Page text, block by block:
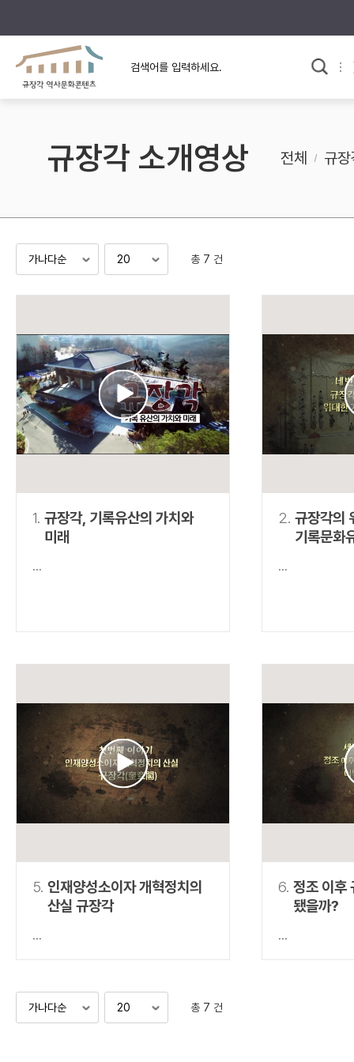
규장각의 어제와 오늘
규장각 소개영상
사료와 문학으로 본
고대
고려
조선 후기
검색 연산자 사용안내
연산자 사용 예
AND 정조 AND 정약용
“정조”와 “정약
색
OR 정조 OR 정약용 “정조” 또는 “
동시에 여러 개의 연산자를 사용할 수 있습니다.
규장각 소개영상 전체 규
총 7 건
1. 규장각, 기록유산의 가치와
미래
...
2. 규장각의
기록문화
...
5. 인재양성소이자 개혁정치의
산실 규장각
...
6. 정조 이후
됐을까?
...
총 7 건